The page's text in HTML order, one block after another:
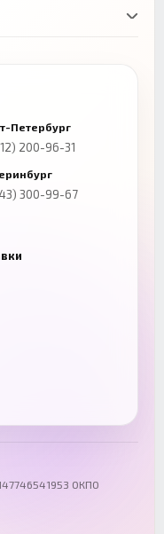
Петербург
200-96-31
300-99-67
ОКПО